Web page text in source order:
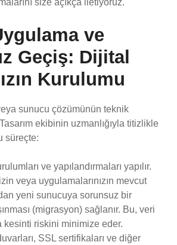
size açıkça iletiyoruz.
ve
Geçiş: Dijital
Kurulumu
sunucu çözümünün teknik
ekibinin uzmanlığıyla titizlikle
süreçte:
ve yapılandırmaları yapılır.
veya uygulamalarınızın mevcut
yeni sunucuya sorunsuz bir
(migrasyon) sağlanır. Bu, veri
kesinti riskini minimize eder.
SSL sertifikaları ve diğer